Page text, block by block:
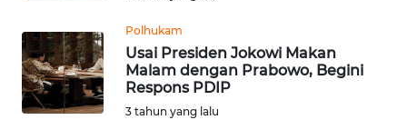
Polhukam
Usai Presiden Jokowi Makan
Malam dengan Prabowo, Begini
Respons PDIP
3 tahun yang lalu
DANAU
TOBA
WN
NIAS